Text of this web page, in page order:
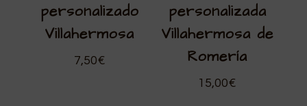
personalizado
Villahermosa
7,50€
personalizada
Villahermosa de
Romería
15,00€